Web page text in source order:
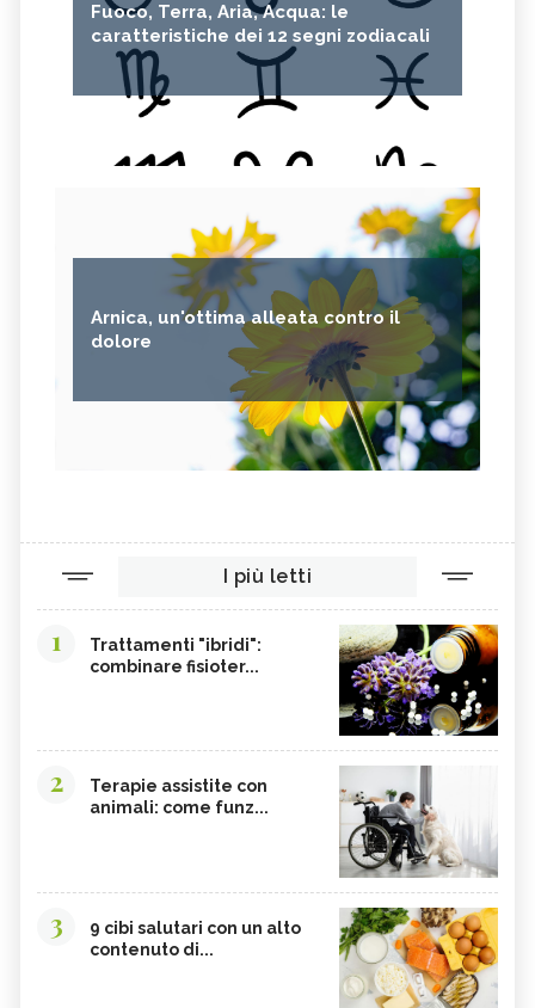
Fuoco, Terra, Aria, Acqua: le
caratteristiche dei 12 segni zodiacali
Arnica, un'ottima alleata contro il
dolore
I più letti
1
Trattamenti "ibridi":
combinare fisioter...
2
Terapie assistite con
animali: come funz...
3
9 cibi salutari con un alto
contenuto di...